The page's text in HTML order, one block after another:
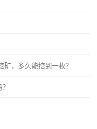
，多久能挖到一枚？